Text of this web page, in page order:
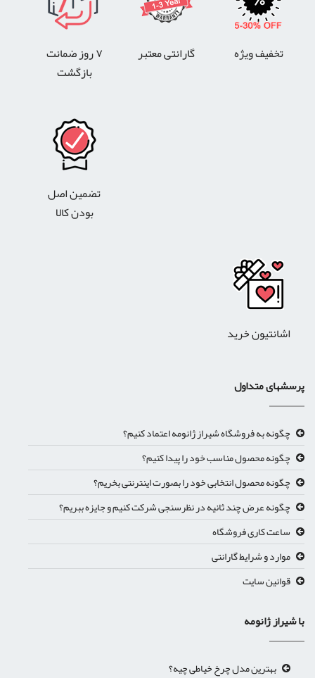
تخفیف ویژه گارانتی معتبر
۷ روز ضمانت
بازگشت
تضمین اصل
بودن کالا
اشانتیون خرید
پرسشهای متداول
چگونه به فروشگاه شیراز ژانومه اعتماد کنیم؟
چگونه محصول مناسب خود را پیدا کنیم؟
چگونه محصول انتخابی خود را بصورت اینترنتی بخریم؟
چگونه عرض چند ثانیه در نظرسنجی شرکت کنیم و جایزه ببریم؟
ساعت کاری فروشگاه
موارد و شرایط گارانتی
قوانین سایت
با شیراز ژانومه
بهترین مدل چرخ خیاطی چیه؟